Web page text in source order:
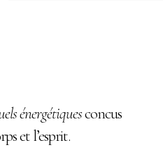
énergétiquesconcus
et l’esprit.